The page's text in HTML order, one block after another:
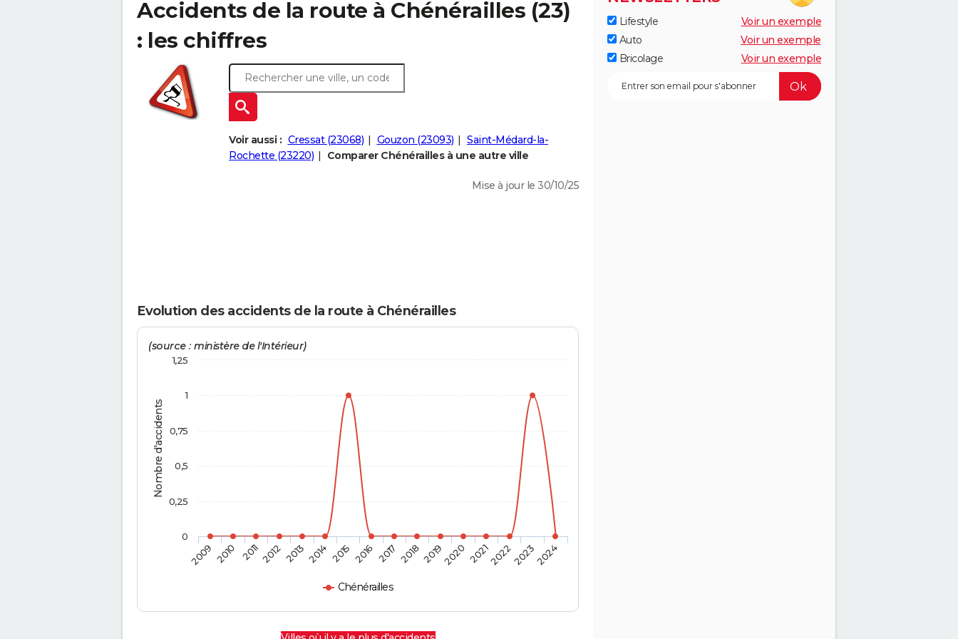
Accidents de la route à Chénérailles (23)
: les chiffres
Voir aussi : Cressat (23068) Gouzon (23093)
Saint-Médard-la-
Rochette (23220)
Comparer Chénérailles à une autre ville
Mise à jour le 30/10/25
Evolution des accidents de la route à Chénérailles
Nombre d'accidents
(source : ministère de l'Intérieur)
Chénérailles
2009 2010 20112012 2013 2014 2015 2016 2017 201820192020 2021202220232024
0
0,25
0,5
0,75
1
1,25
Lifestyle
Voir un exemple
Auto
Voir un exemple
Bricolage
Voir un exemple